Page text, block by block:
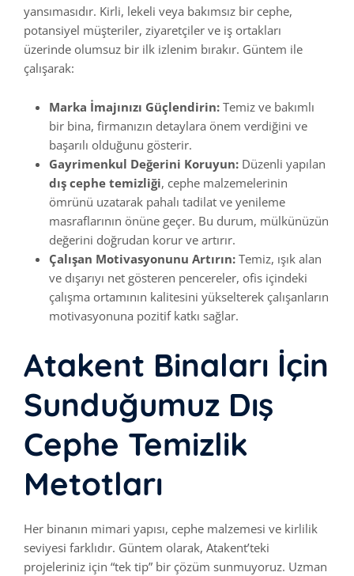
yansımasıdır. Kirli, lekeli veya bakımsız bir cephe,
potansiyel müşteriler, ziyaretçiler ve iş ortakları
üzerinde olumsuz bir ilk izlenim bırakır. Güntem ile
çalışarak:
Marka İmajınızı Güçlendirin: Temiz ve bakımlı
bir bina, firmanızın detaylara önem verdiğini ve
başarılı olduğunu gösterir.
Gayrimenkul Değerini Koruyun: Düzenli yapılan
dış cephe temizliği, cephe malzemelerinin
ömrünü uzatarak pahalı tadilat ve yenileme
masraflarının önüne geçer. Bu durum, mülkünüzün
değerini doğrudan korur ve artırır.
Çalışan Motivasyonunu Artırın: Temiz, ışık alan
ve dışarıyı net gösteren pencereler, ofis içindeki
çalışma ortamının kalitesini yükselterek çalışanların
motivasyonuna pozitif katkı sağlar.
Atakent Binaları İçin
Sunduğumuz Dış
Cephe Temizlik
Metotları
Her binanın mimari yapısı, cephe malzemesi ve kirlilik
seviyesi farklıdır. Güntem olarak, Atakent’teki
projeleriniz için “tek tip” bir çözüm sunmuyoruz. Uzman